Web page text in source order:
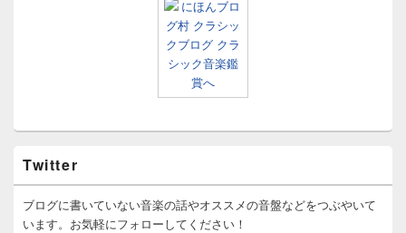
Twitter
ブログに書いていない音楽の話やオススメの音盤などをつぶやいて
います。お気軽にフォローしてください！